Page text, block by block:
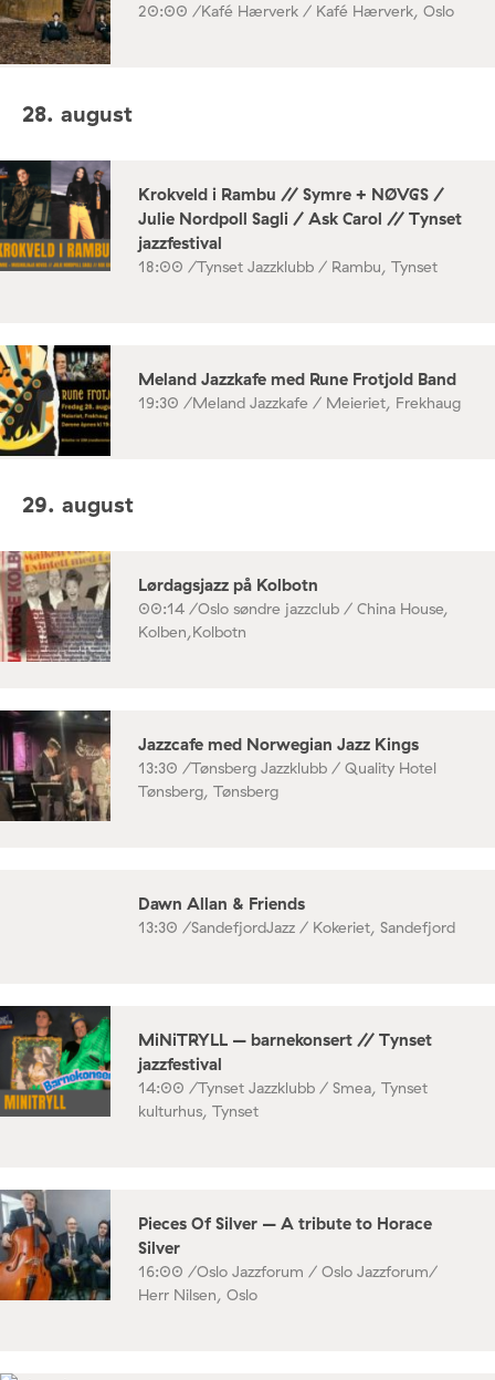
20:00 /Kafé Hærverk / Kafé Hærverk, Oslo
28. august
Krokveld i Rambu // Symre + NØVGS /
Julie Nordpoll Sagli / Ask Carol // Tynset
jazzfestival
18:00 /Tynset Jazzklubb / Rambu, Tynset
Meland Jazzkafe med Rune Frotjold Band
19:30 /Meland Jazzkafe / Meieriet, Frekhaug
29. august
Lørdagsjazz på Kolbotn
00:14 /Oslo søndre jazzclub / China House,
Kolben,Kolbotn
Jazzcafe med Norwegian Jazz Kings
13:30 /Tønsberg Jazzklubb / Quality Hotel
Tønsberg, Tønsberg
Dawn Allan & Friends
13:30 /SandefjordJazz / Kokeriet, Sandefjord
MiNiTRYLL – barnekonsert // Tynset
jazzfestival
14:00 /Tynset Jazzklubb / Smea, Tynset
kulturhus, Tynset
Pieces Of Silver – A tribute to Horace
Silver
16:00 /Oslo Jazzforum / Oslo Jazzforum/
Herr Nilsen, Oslo